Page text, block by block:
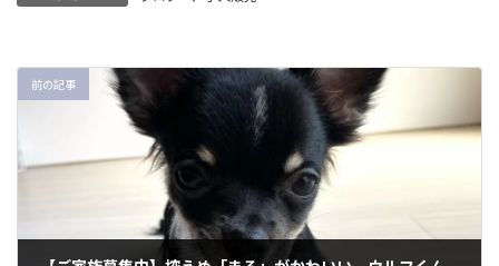
前の記事